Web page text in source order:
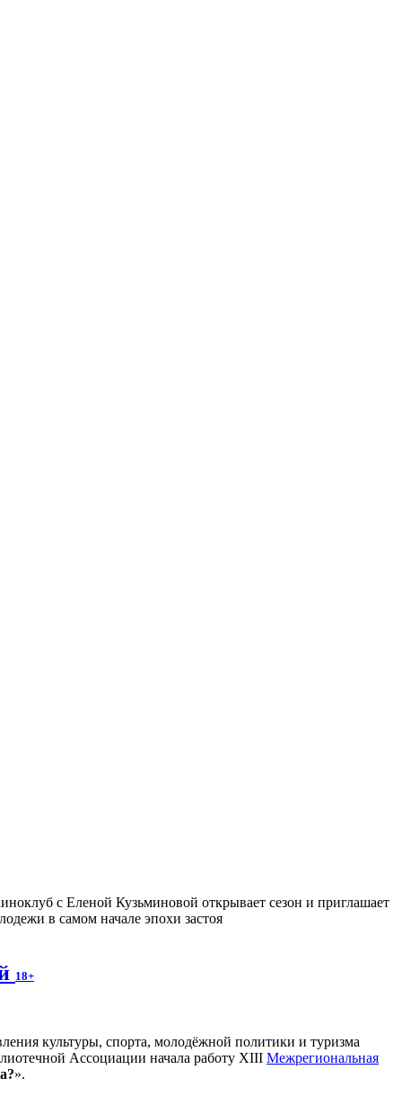
с Еленой Кузьминовой открывает сезон и приглашает
в самом начале эпохи застоя
18+
культуры, спорта, молодёжной политики и туризма
Ассоциации начала работу XIII Межрегиональная
».